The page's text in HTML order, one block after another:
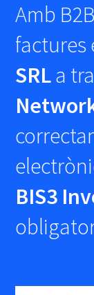
Amb
factures
SRLa
BIS3